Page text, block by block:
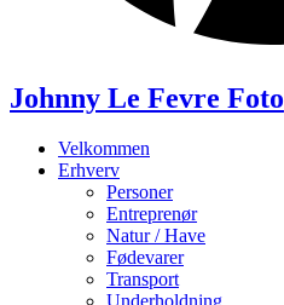
Johnny Le Fevre Foto
Velkommen
Erhverv
Personer
Entreprenør
Natur / Have
Fødevarer
Transport